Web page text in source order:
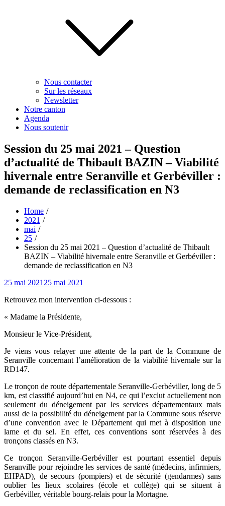
Nous contacter
Sur les réseaux
Newsletter
Notre canton
Agenda
Nous soutenir
Session du 25 mai 2021 – Question
d’actualité de Thibault BAZIN – Viabilité
hivernale entre Seranville et Gerbéviller :
demande de reclassification en N3
Home
2021
mai
25
Session du 25 mai 2021 – Question d’actualité de Thibault
BAZIN – Viabilité hivernale entre Seranville et Gerbéviller :
demande de reclassification en N3
Posted
25 mai 2021 25 mai 2021
Retrouvez mon intervention ci-dessous :
« Madame la Présidente,
Monsieur le Vice-Président,
Je viens vous relayer une attente de la part de la Commune de
Seranville concernantl’amélioration de la viabilité hivernale sur la
RD147.
Le tronçon de route départementale Seranville-Gerbéviller, long de 5
km, est classifié aujourd’hui en N4, ce qui l’exclut actuellement non
seulement du déneigement par les services départementaux mais
aussi de la possibilité du déneigement par la Commune sous réserve
d’une convention avec le Département qui met à disposition une
lame et du sel. En effet, ces conventions sont réservées à des
tronçons classés en N3.
Ce tronçon Seranville-Gerbéviller est pourtant essentiel depuis
Seranville pour rejoindre les services de santé (médecins, infirmiers,
EHPAD), de secours (pompiers) et de sécurité (gendarmes) sans
oublier les lieux scolaires (école et collège) qui se situent à
Gerbéviller, véritable bourg-relais pour la Mortagne.